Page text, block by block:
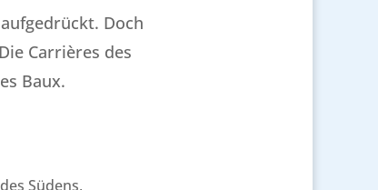
Doch
Carrières des
Baux.
Südens,